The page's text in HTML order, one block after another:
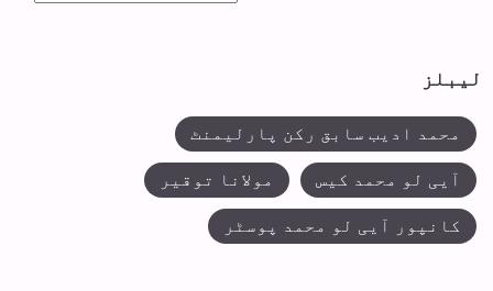
لیبلز
محمد ادیب سابق رکن پارلیمنٹ
آیی لو محمد کیس مولانا توقیر
کانپور آیی لو محمد پوسٹر